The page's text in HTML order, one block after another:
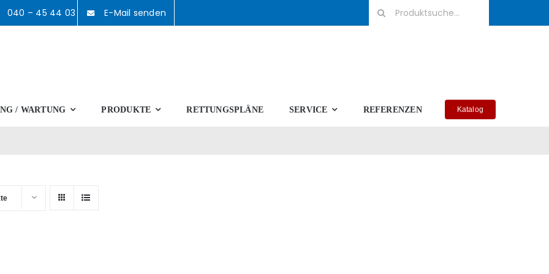
040 – 45 44 03 E-Mail senden
nach:
/ WARTUNG PRODUKTE RETTUNGSPLÄNE SERVICE REFERENZEN Katalog